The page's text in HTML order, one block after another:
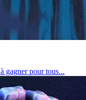
gagner pour tous...